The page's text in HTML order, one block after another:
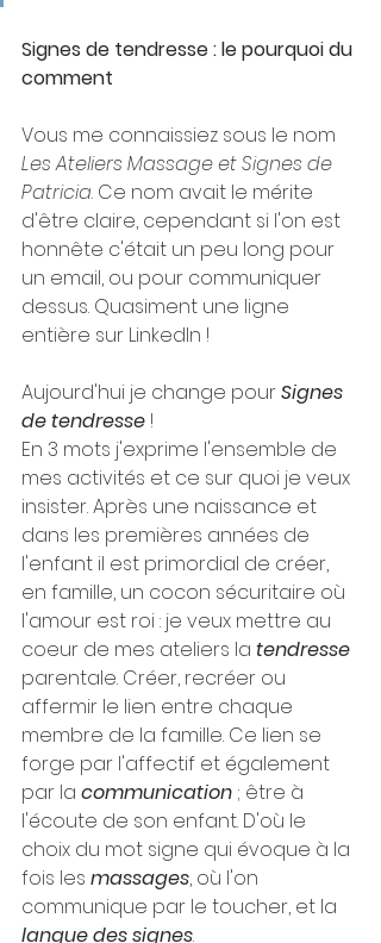
Signes de tendresse : le pourquoi du
comment
Vous me connaissiez sous le nom
Les Ateliers Massage et Signes de
Patricia. Ce nom avait le mérite
d'être claire, cependant si l'on est
honnête c'était un peu long pour
un email, ou pour communiquer
dessus. Quasiment une ligne
entière sur LinkedIn !
Aujourd'hui je change pour Signes
de tendresse !
En 3 mots j'exprime l'ensemble de
mes activités et ce sur quoi je veux
insister. Après une naissance et
dans les premières années de
l'enfant il est primordial de créer,
en famille, un cocon sécuritaire où
l'amour est roi : je veux mettre au
coeur de mes ateliers la tendresse
parentale. Créer, recréer ou
affermir le lien entre chaque
membre de la famille. Ce lien se
forge par l'affectif et également
par la communication ; être à
l'écoute de son enfant. D'où le
choix du mot signe qui évoque à la
fois les massages, où l'on
communique par le toucher, et la
langue des signes.